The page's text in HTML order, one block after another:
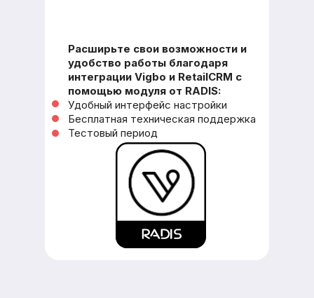
Расширьте свои возможности и
удобство работы благодаря
интеграции Vigbo и RetailCRM с
помощью модуля от RADIS:
Удобный интерфейс настройки
Бесплатная техническая поддержка
Тестовый период